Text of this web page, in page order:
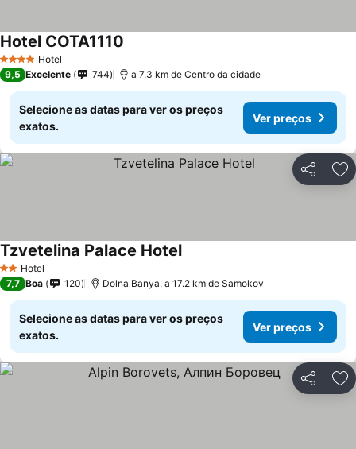
4 EstrelasHotel
Hotel COTA1110
9,5 Excelente 744 a 7.3 km de Centro da cidade
Selecione as datas para ver os preços
exatos.
Ver preços
Partilhar
2 Estrelas
Hotel
Tzvetelina Palace Hotel
7,7 Boa 120 Dolna Banya, a 17.2 km de Samokov
Selecione as datas para ver os preços
exatos.
Ver preços
Partilhar